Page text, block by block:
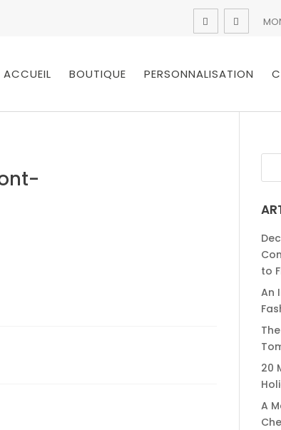
ACCUEIL BOUTIQUE PERSONNALISATION
to
An
20
A